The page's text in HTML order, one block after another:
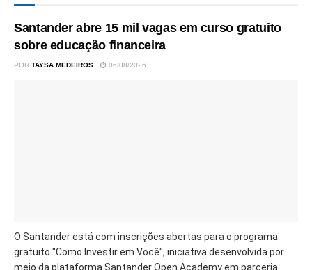
Santander abre 15 mil vagas em curso gratuito
sobre educação financeira
POR TAYSA MEDEIROS 06/08/2026
O Santander está com inscrições abertas para o programa
gratuito "Como Investir em Você", iniciativa desenvolvida por
meio da plataforma Santander Open Academy em parceria